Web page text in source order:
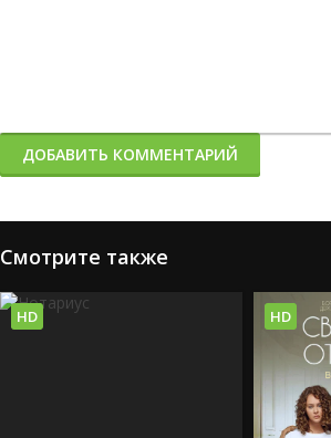
ДОБАВИТЬ КОММЕНТАРИЙ
Смотрите также
HD HD